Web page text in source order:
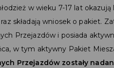
w wieku 7-17 lat
składają wniosek o pakiet.
Przejazdów i posiada
w tym aktywny Pakiet
Przejazdów zostały